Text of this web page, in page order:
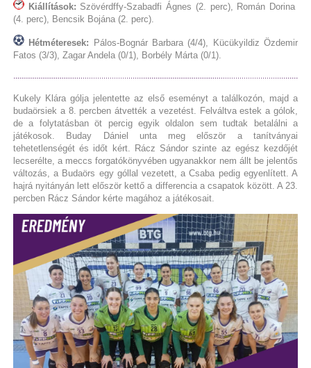
Kiállítások: Szövérdffy-Szabadfi Ágnes (2. perc), Román Dorina
(4. perc), Bencsik Bojána (2. perc).
Hétméteresek:
Pálos-Bognár Barbara (4/4), Kücükyildiz Özdemir
Fatos (3/3), Zagar Andela (0/1), Borbély Márta (0/1).
Kukely Klára gólja jelentette az első eseményt a találkozón, majd a
budaörsiek a 8. percben átvették a vezetést. Felváltva estek a gólok,
de a folytatásban öt percig egyik oldalon sem tudtak betalálni a
játékosok. Buday Dániel unta meg először a tanítványai
tehetetlenségét és időt kért. Rácz Sándor szinte az egész kezdőjét
lecserélte, a meccs forgatókönyvében ugyanakkor nem állt be jelentős
változás, a Budaörs egy góllal vezetett, a Csaba pedig egyenlített. A
hajrá nyitányán lett először kettő a differencia a csapatok között. A 23.
percben Rácz Sándor kérte magához a játékosait.